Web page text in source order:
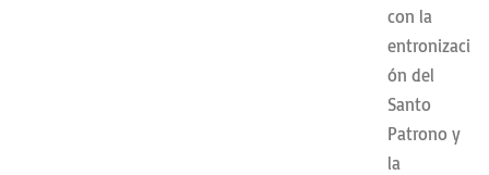
con la
entronizaci
ón del
Santo
Patrono y
la